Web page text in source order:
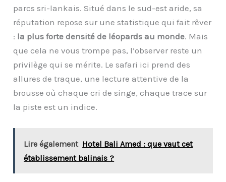
parcs sri-lankais. Situé dans le sud-est aride, sa
réputation repose sur une statistique qui fait rêver
: la plus forte densité de léopards au monde. Mais
que cela ne vous trompe pas, l’observer reste un
privilège qui se mérite. Le safari ici prend des
allures de traque, une lecture attentive de la
brousse où chaque cri de singe, chaque trace sur
la piste est un indice.
Lire également Hotel Bali Amed : que vaut cet
établissement balinais ?